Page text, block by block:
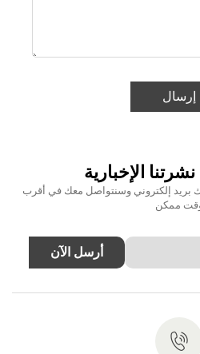
إرسال
الإخبارية
بريد إلكتروني وسنتواصل معك في أقرب
ممكن
أرسل الآن